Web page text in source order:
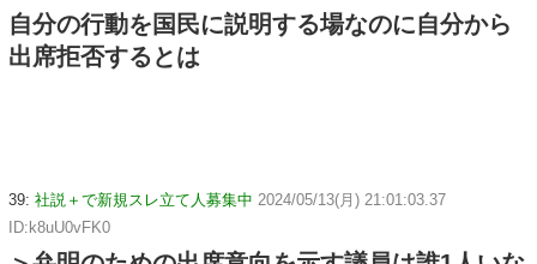
自分の行動を国民に説明する場なのに自分から
出席拒否するとは
39: 社説＋で新規スレ立て人募集中 2024/05/13(月) 21:01:03.37
ID:k8uU0vFK0